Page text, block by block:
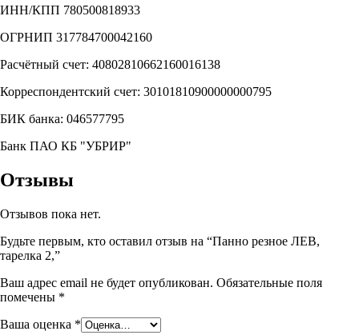
ИНН/КПП 780500818933
ОГРНИП 317784700042160
Расчётный счет: 40802810662160016138
Корреспондентский счет: 30101810900000000795
БИК банка: 046577795
Банк ПАО КБ "УБРИР"
Отзывы
Отзывов пока нет.
Будьте первым, кто оставил отзыв на “Панно резное ЛЕВ,
тарелка 2,”
Ваш адрес email не будет опубликован. Обязательные поля
помечены *
Ваша оценка *